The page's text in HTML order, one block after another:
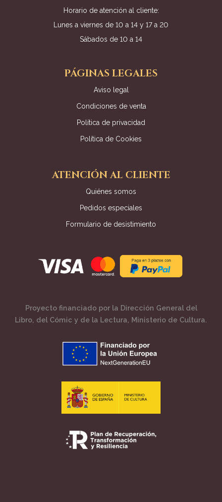
Horario de atención al cliente:
Lunes a viernes de 10 a 14 y 17 a 20
Sábados de 10 a 14
PÁGINAS LEGALES
Aviso legal
Condiciones de venta
Política de privacidad
Política de Cookies
ATENCIÓN AL CLIENTE
Quiénes somos
Pedidos especiales
Formulario de desistimiento
Proyecto financiado por la Dirección General del
Libro, del Cómic y de la Lectura, Ministerio de Cultura.